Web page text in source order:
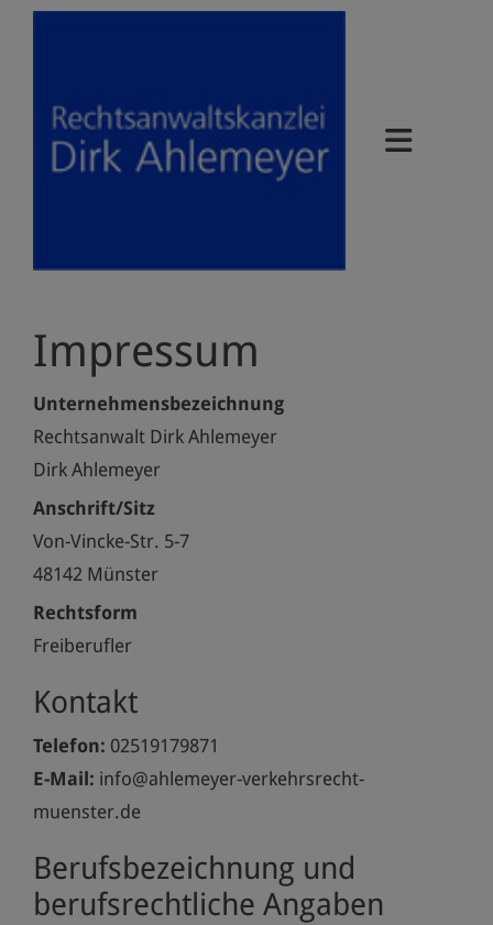
Impressum
Unternehmensbezeichnung
Rechtsanwalt Dirk Ahlemeyer
Dirk Ahlemeyer
Anschrift/Sitz
Von-Vincke-Str. 5-7
48142 Münster
Rechtsform
Freiberufler
Kontakt
Telefon: 02519179871
E-Mail: info@ahlemeyer-verkehrsrecht-
muenster.de
Berufsbezeichnung und
berufsrechtliche Angaben